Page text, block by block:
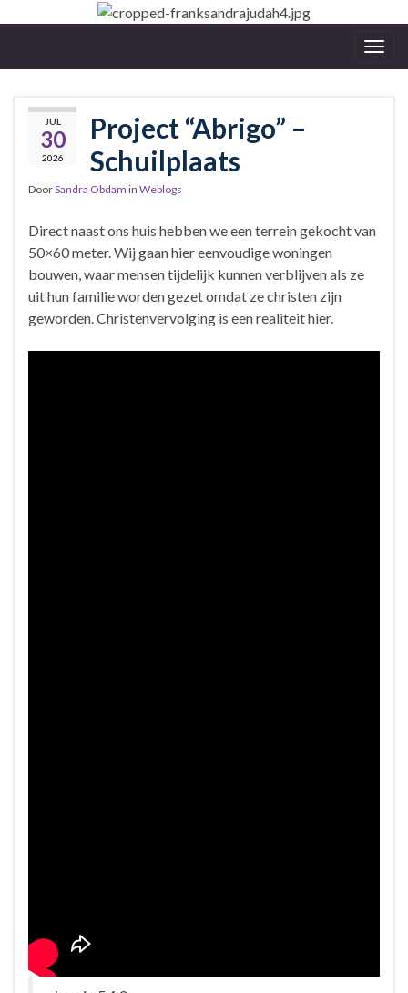
JUL
30
2026
Project “Abrigo” –
Schuilplaats
DoorSandra Obdam in Weblogs
Direct naast ons huis hebben we een terrein gekocht van
50×60 meter. Wij gaan hier eenvoudige woningen
bouwen, waar mensen tijdelijk kunnen verblijven als ze
uit hun familie worden gezet omdat ze christen zijn
geworden. Christenvervolging is een realiteit hier.